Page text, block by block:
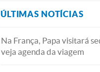
ÚLTIMAS NOTÍCIAS
Na França, Papa visitará
veja agenda da viagem